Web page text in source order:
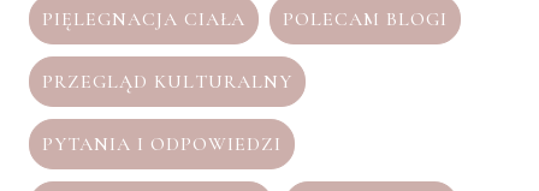
PIĘLEGNACJA CIAŁA POLECAM BLOGI
PRZEGLĄD KULTURALNY
PYTANIA I ODPOWIEDZI